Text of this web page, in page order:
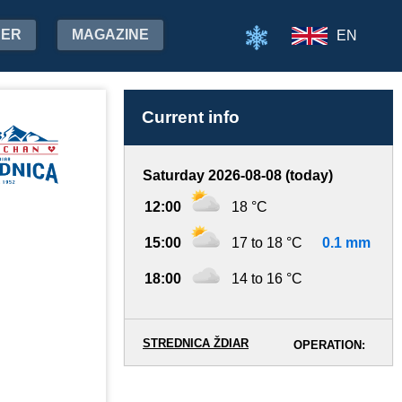
MAGAZINE EN
Current info
Saturday 2026-08-08 (today)
12:00 18 °C
15:00 17 to 18 °C 0.1 mm
18:00 14 to 16 °C
OPERATION:
STREDNICA ŽDIAR